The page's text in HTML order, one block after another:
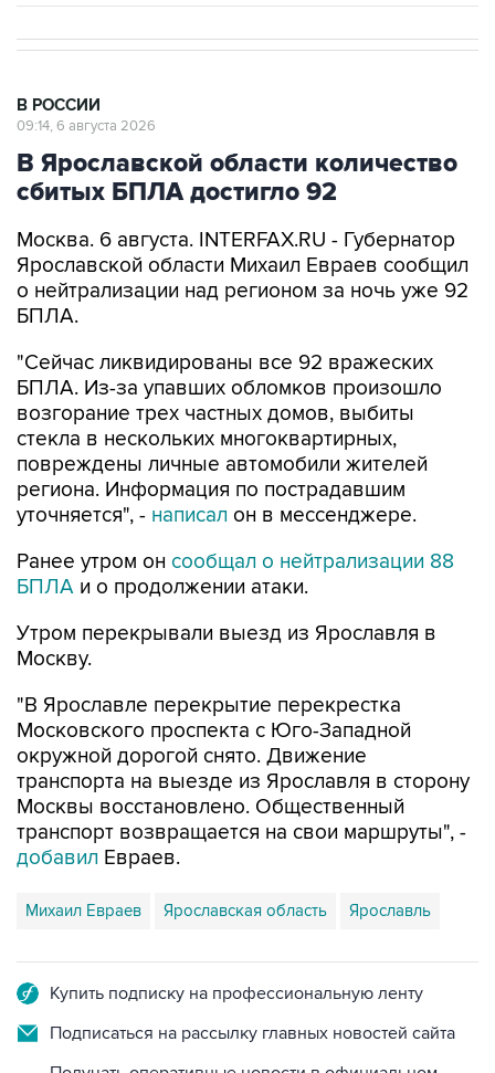
В РОССИИ
09:14, 6 августа 2026
В Ярославской области количество
сбитых БПЛА достигло 92
Москва. 6 августа. INTERFAX.RU - Губернатор
Ярославской области Михаил Евраев сообщил
о нейтрализации над регионом за ночь уже 92
БПЛА.
"Сейчас ликвидированы все 92 вражеских
БПЛА. Из-за упавших обломков произошло
возгорание трех частных домов, выбиты
стекла в нескольких многоквартирных,
повреждены личные автомобили жителей
региона. Информация по пострадавшим
уточняется", - написал он в мессенджере.
Ранее утром он сообщал о нейтрализации 88
БПЛА и о продолжении атаки.
Утром перекрывали выезд из Ярославля в
Москву.
"В Ярославле перекрытие перекрестка
Московского проспекта с Юго-Западной
окружной дорогой снято. Движение
транспорта на выезде из Ярославля в сторону
Москвы восстановлено. Общественный
транспорт возвращается на свои маршруты", -
добавил Евраев.
Михаил Евраев Ярославская область Ярославль
Купить подписку на профессиональную ленту
Подписаться на рассылку главных новостей сайта